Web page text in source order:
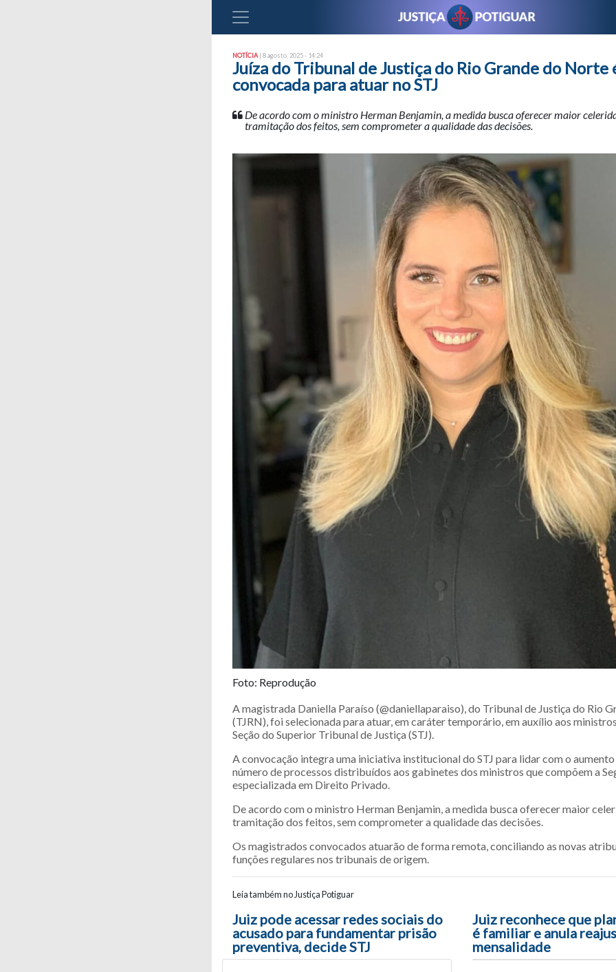
NOTÍCIA | 8 agosto, 2025 - 14:24
Juíza do Tribunal de Justiça do Rio Grande do Norte
convocada para atuar no STJ
De acordo com o ministro Herman Benjamin, a medida busca oferecer maior
tramitação dos feitos, sem comprometer a qualidade das decisões.
Foto: Reprodução
A magistrada Daniella Paraíso (@daniellaparaiso), do Tribunal de Justiça do Rio
(TJRN), foi selecionada para atuar, em caráter temporário, em auxílio aos
Seção do Superior Tribunal de Justiça (STJ).
A convocação integra uma iniciativa institucional do STJ para lidar com o
número de processos distribuídos aos gabinetes dos ministros que compõem a
especializada em Direito Privado.
De acordo com o ministro Herman Benjamin, a medida busca oferecer maior
tramitação dos feitos, sem comprometer a qualidade das decisões.
Os magistrados convocados atuarão de forma remota, conciliando as novas
funções regulares nos tribunais de origem.
Leia também no Justiça Potiguar
Navegação entre posts
Juiz pode acessar redes sociais do
acusado para fundamentar prisão
preventiva, decide STJ
Juiz reconhece que
é familiar e anula
mensalidade